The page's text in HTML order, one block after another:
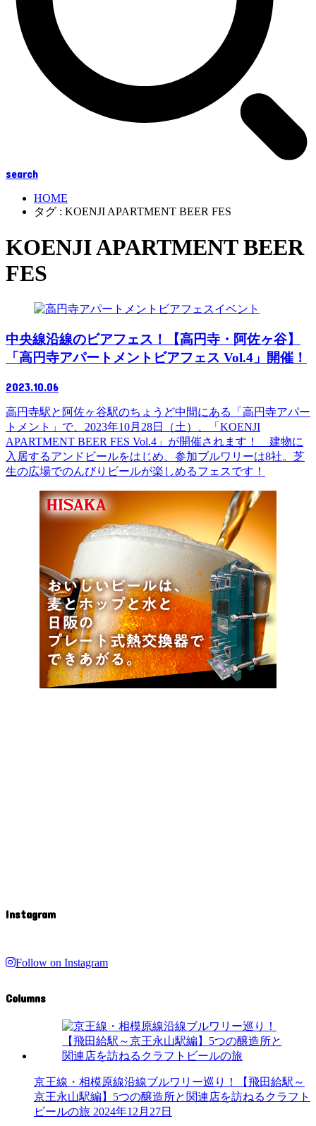
search
HOME
タグ : KOENJI APARTMENT BEER FES
KOENJI APARTMENT BEER
FES
イベント
中央線沿線のビアフェス！【高円寺・阿佐ヶ谷】
「高円寺アパートメントビアフェス Vol.4」開催！
2023.10.06
高円寺駅と阿佐ヶ谷駅のちょうど中間にある「高円寺アパー
トメント」で、2023年10月28日（土）、「KOENJI
APARTMENT BEER FES Vol.4」が開催されます！ 建物に
入居するアンドビールをはじめ、参加ブルワリーは8社。芝
生の広場でのんびりビールが楽しめるフェスです！
Instagram
Follow on Instagram
Columns
京王線・相模原線沿線ブルワリー巡り！【飛田給駅～
京王永山駅編】5つの醸造所と関連店を訪ねるクラフト
ビールの旅 2024年12月27日